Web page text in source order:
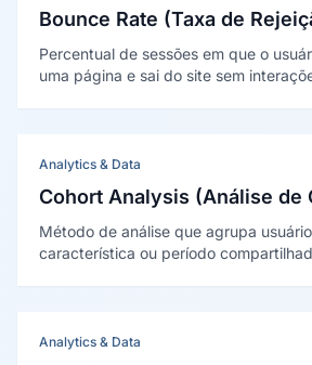
Bounce Rate (Taxa de
Percentual de sessões em que o
uma página e sai do site sem
Analytics & Data
Cohort Analysis (Análise de
Método de análise que agrupa
característica ou período
Analytics & Data